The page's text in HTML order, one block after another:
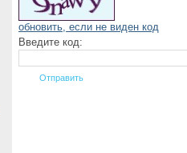
обновить, если не виден код
Введите код: